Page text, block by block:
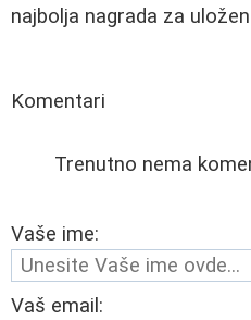
najbolja nagrada za
Komentari
Trenutno nema
Vaše ime:
Vaš email: